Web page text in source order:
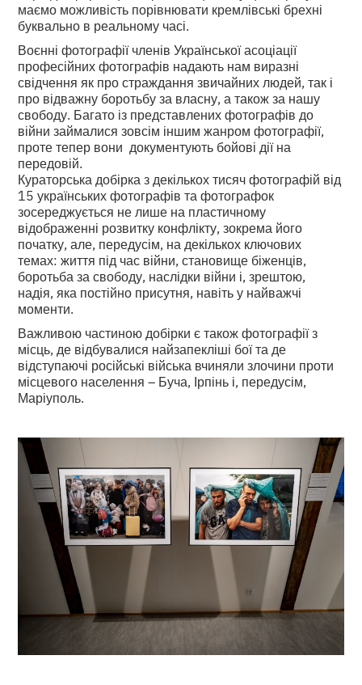
маємо можливість порівнювати кремлівські брехні
буквально в реальному часі.
Воєнні фотографії членів Української асоціації
професійних фотографів надають нам виразні
свідчення як про страждання звичайних людей, так і
про відважну боротьбу за власну, а також за нашу
свободу. Багато із представлених фотографів до
війни займалися зовсім іншим жанром фотографії,
проте тепер вони документують бойові дії на
передовій.
Кураторська добірка з декількох тисяч фотографій від
15 українських фотографів та фотографок
зосереджується не лише на пластичному
відображенні розвитку конфлікту, зокрема його
початку, але, передусім, на декількох ключових
темах: життя під час війни, становище біженців,
боротьба за свободу, наслідки війни і, зрештою,
надія, яка постійно присутня, навіть у найважчі
моменти.
Важливою частиною добірки є також фотографії з
місць, де відбувалися найзапекліші бої та де
відступаючі російські війська вчиняли злочини проти
місцевого населення – Буча, Ірпінь і, передусім,
Маріуполь.